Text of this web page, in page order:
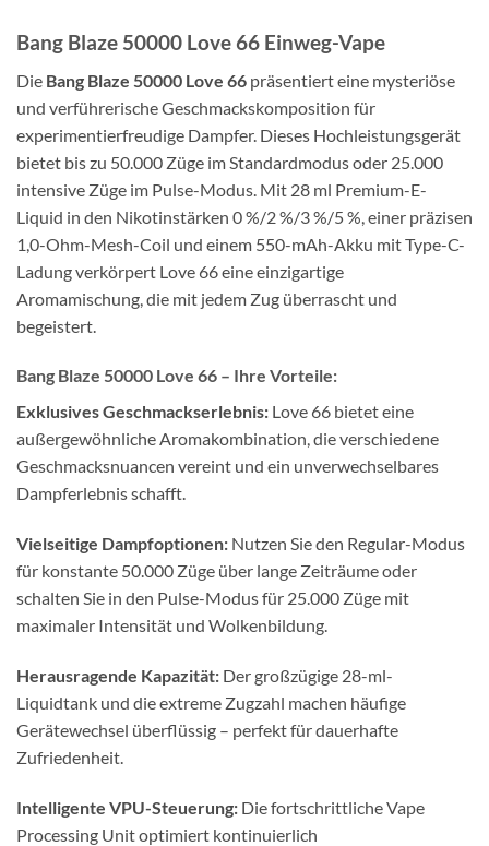
Bang Blaze 50000 Love 66 Einweg-Vape
Die Bang Blaze 50000 Love 66 präsentiert eine mysteriöse
und verführerische Geschmackskomposition für
experimentierfreudige Dampfer. Dieses Hochleistungsgerät
bietet bis zu 50.000 Züge im Standardmodus oder 25.000
intensive Züge im Pulse-Modus. Mit 28 ml Premium-E-
Liquid in den Nikotinstärken 0 %/2 %/3 %/5 %, einer präzisen
1,0-Ohm-Mesh-Coil und einem 550-mAh-Akku mit Type-C-
Ladung verkörpert Love 66 eine einzigartige
Aromamischung, die mit jedem Zug überrascht und
begeistert.
Bang Blaze 50000 Love 66 – Ihre Vorteile:
Exklusives Geschmackserlebnis: Love 66 bietet eine
außergewöhnliche Aromakombination, die verschiedene
Geschmacksnuancen vereint und ein unverwechselbares
Dampferlebnis schafft.
Vielseitige Dampfoptionen: Nutzen Sie den Regular-Modus
für konstante 50.000 Züge über lange Zeiträume oder
schalten Sie in den Pulse-Modus für 25.000 Züge mit
maximaler Intensität und Wolkenbildung.
Herausragende Kapazität: Der großzügige 28-ml-
Liquidtank und die extreme Zugzahl machen häufige
Gerätewechsel überflüssig – perfekt für dauerhafte
Zufriedenheit.
Intelligente VPU-Steuerung: Die fortschrittliche Vape
Processing Unit optimiert kontinuierlich